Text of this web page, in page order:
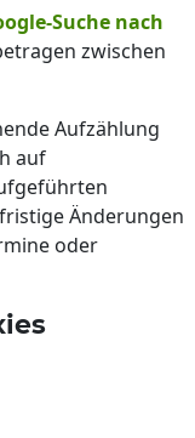
Suche nach
zwischen
Aufzählung
auf
Änderungen
oder